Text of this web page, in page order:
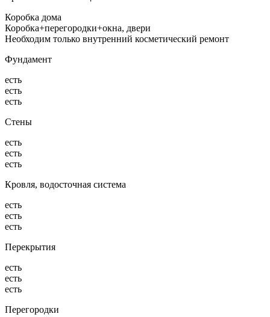
Коробка дома
Коробка+перегородки+окна, двери
Необходим только внутренний косметический ремонт
Фундамент
есть
есть
есть
Стены
есть
есть
есть
Кровля, водосточная система
есть
есть
есть
Перекрытия
есть
есть
есть
Перегородки